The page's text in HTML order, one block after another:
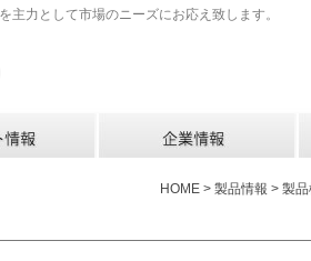
力として市場のニーズにお応え致します。
HOME > 製品情報 > 製